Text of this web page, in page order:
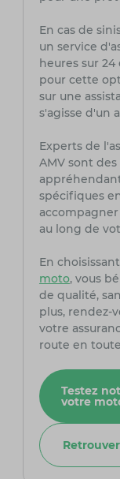
En cas de
un service
heures sur 24
pour cette
sur une
s'agisse d'un
Experts de
AMV sont
spécifiques
au long de
En choisissant
moto, vous
de qualité,
plus, rendez-
votre
route en
Testez
votre